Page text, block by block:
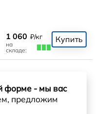
1 060 ₽/кг
на
складе:
Купить
форме - мы вас
предложим